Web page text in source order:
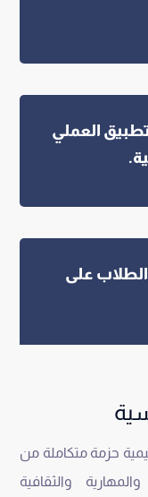
العملي
الطلاب على
حزمة متكاملة من
والثقافية